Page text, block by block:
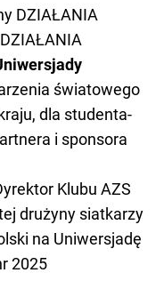
DZIAŁANIA
światowego
dla studenta-
i sponsora
Klubu AZS
drużyny siatkarzy
na Uniwersjadę
2025